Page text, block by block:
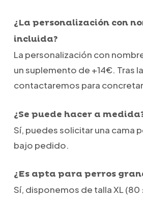
¿La personalización con
incluida?
La personalización con
un suplemento de +14€. Tras
contactaremos para
¿Se puede hacer a
Sí, puedes solicitar una cama
bajo pedido.
¿Es apta para perros
Sí, disponemos de talla XL (80